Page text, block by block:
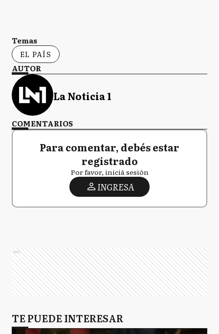
Temas
EL PAÍS
AUTOR
La Noticia 1
COMENTARIOS
Para comentar, debés estar
registrado
Por favor, iniciá sesión
INGRESA
Ads
TE PUEDE INTERESAR